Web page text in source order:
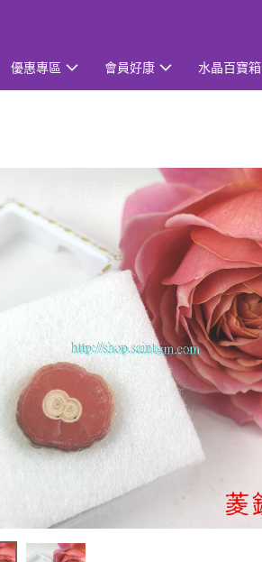
優惠專區 會員好康 水晶百寶箱